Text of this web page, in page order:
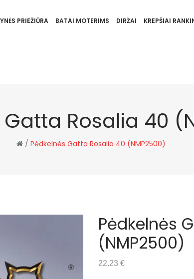
PRIEŽIŪRA BATAI MOTERIMS DIRŽAI KREPŠIAI
Rosalia 40
/ Pėdkelnės Gatta Rosalia 40 (NMP2500)
Pėdkelnės
(NMP2500)
22.23 €